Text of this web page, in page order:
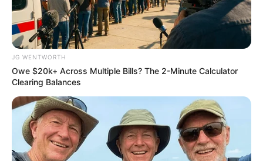
JG WENTWORTH
Owe $20k+ Across Multiple Bills? The 2-Minute Calculator
Clearing Balances